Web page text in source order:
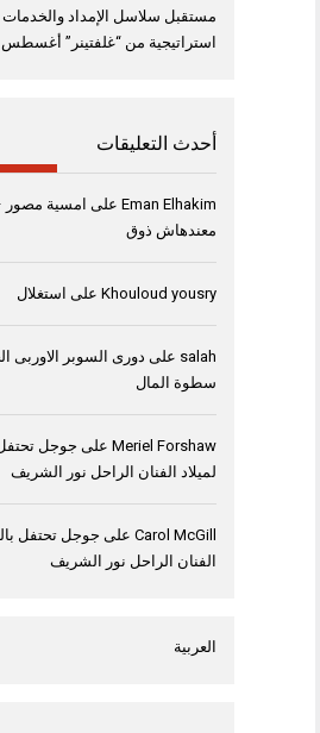
مستقبل سلاسل الإمداد والخدمات
استراتيجية من “غلفتينر” أغسطس 4,
أحدث التعليقات
Eman Elhakim على امسية
معندهاش ذوق
Khouloud yousry على استغلال
salah على دورى السوبر الاوربى
سطوة المال
Meriel Forshaw على
لميلاد الفنان الراحل نور الشريف
Carol McGill على
الفنان الراحل نور الشريف
العربية